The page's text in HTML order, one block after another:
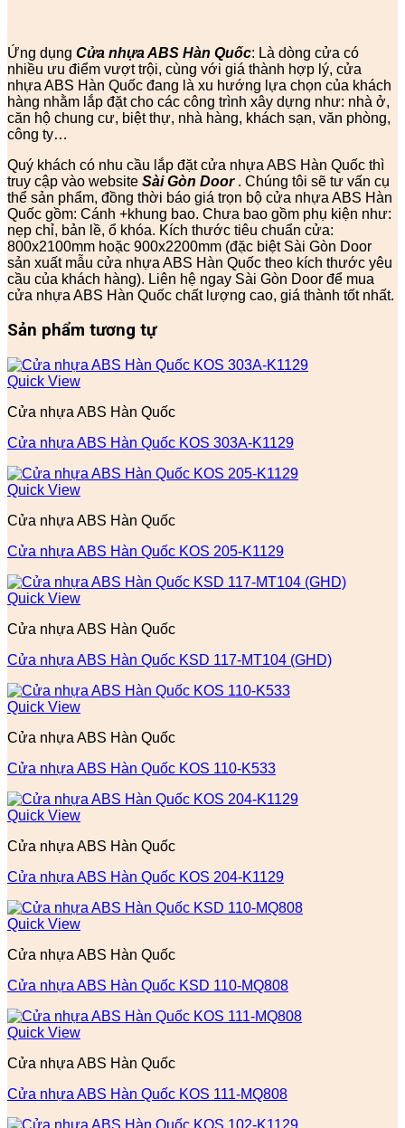
Ứng dụng Cửa nhựa ABS Hàn Quốc: Là dòng cửa có
nhiều ưu điểm vượt trội, cùng với giá thành hợp lý, cửa
nhựa ABS Hàn Quốc đang là xu hướng lựa chọn của khách
hàng nhằm lắp đặt cho các công trình xây dựng như: nhà ở,
căn hộ chung cư, biệt thự, nhà hàng, khách sạn, văn phòng,
công ty…
Quý khách có nhu cầu lắp đặt cửa nhựa ABS Hàn Quốc thì
truy cập vào website Sài Gòn Door. Chúng tôi sẽ tư vấn cụ
thể sản phẩm, đồng thời báo giá trọn bộ cửa nhựa ABS Hàn
Quốc gồm: Cánh +khung bao. Chưa bao gồm phụ kiện như:
nẹp chỉ, bản lề, ổ khóa. Kích thước tiêu chuẩn cửa:
800x2100mm hoặc 900x2200mm (đặc biệt Sài Gòn Door
sản xuất mẫu cửa nhựa ABS Hàn Quốc theo kích thước yêu
cầu của khách hàng). Liên hệ ngay Sài Gòn Door để mua
cửa nhựa ABS Hàn Quốc chất lượng cao, giá thành tốt nhất.
Sản phẩm tương tự
Quick View
Cửa nhựa ABS Hàn Quốc
Cửa nhựa ABS Hàn Quốc KOS 303A-K1129
Quick View
Cửa nhựa ABS Hàn Quốc
Cửa nhựa ABS Hàn Quốc KOS 205-K1129
Quick View
Cửa nhựa ABS Hàn Quốc
Cửa nhựa ABS Hàn Quốc KSD 117-MT104 (GHD)
Quick View
Cửa nhựa ABS Hàn Quốc
Cửa nhựa ABS Hàn Quốc KOS 110-K533
Quick View
Cửa nhựa ABS Hàn Quốc
Cửa nhựa ABS Hàn Quốc KOS 204-K1129
Quick View
Cửa nhựa ABS Hàn Quốc
Cửa nhựa ABS Hàn Quốc KSD 110-MQ808
Quick View
Cửa nhựa ABS Hàn Quốc
Cửa nhựa ABS Hàn Quốc KOS 111-MQ808